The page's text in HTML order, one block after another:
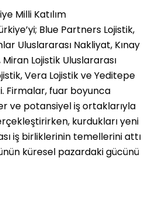
Milli Katılım
Blue Partners Lojistik,
Uluslararası Nakliyat, Kınay
Miran Lojistik Uluslararası
Vera Lojistik ve Yeditepe
Firmalar, fuar boyunca
ve potansiyel iş ortaklarıyla
kurdukları yeni
iş birliklerinin temellerini attı
küresel pazardaki gücünü